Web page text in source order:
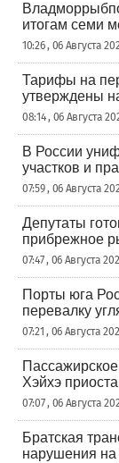
итогам семи
10:26 , 06 Августа
Тарифы на
утверждены
08:14 , 06 Августа
В России
участков и
07:59 , 06 Августа
Депутаты
прибрежное
07:47 , 06 Августа
Порты юга
перевалку
07:21 , 06 Августа
Хэйхэ
07:07 , 06 Августа
Братская
нарушения на